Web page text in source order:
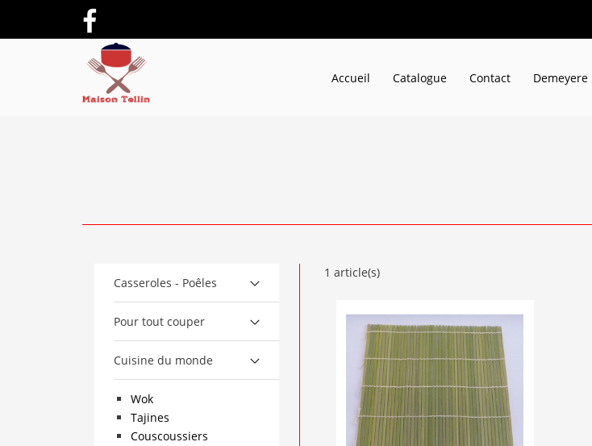
Accueil Catalogue Contact Demeyere
1 article(s)
Casseroles - Poêles
Pour tout couper
Cuisine du monde
Wok
Tajines
Couscoussiers